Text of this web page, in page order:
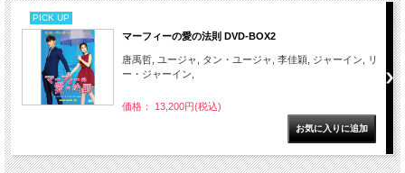
PICK UP
マーフィーの愛の法則 DVD-BOX2
唐禹哲, ユージャ, タン・ユージャ, 李佳穎, ジャーイン, リ
ー・ジャーイン,
価格： 13,200円(税込)